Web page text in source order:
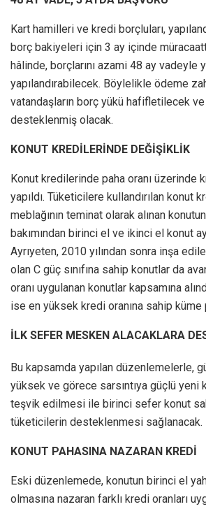
Kart hamilleri ve kredi borçluları,
borç bakiyeleri için 3 ay içinde
hâlinde, borçlarını azami 48 ay vadeyle
yapılandırabilecek. Böylelikle ödeme
vatandaşların borç yükü hafifletilecek
desteklenmiş olacak.
KONUT KREDİLERİNDE DEĞİŞİKLİK
Konut kredilerinde paha oranı üzerinde
yapıldı. Tüketicilere kullandırılan konut
meblağının teminat olarak alınan
bakımından birinci el ve ikinci el konut
Ayrıyeten, 2010 yılından sonra inşa
olan C güç sınıfına sahip konutlar da
oranı uygulanan konutlar kapsamına
ise en yüksek kredi oranına sahip
İLK SEFER MESKEN ALACAKLARA
Bu kapsamda yapılan düzenlemelerle,
yüksek ve görece sarsıntıya güçlü yeni
teşvik edilmesi ile birinci sefer konut
tüketicilerin desteklenmesi sağlanacak.
KONUT PAHASINA NAZARAN KREDİ
Eski düzenlemede, konutun birinci el
olmasına nazaran farklı kredi oranları